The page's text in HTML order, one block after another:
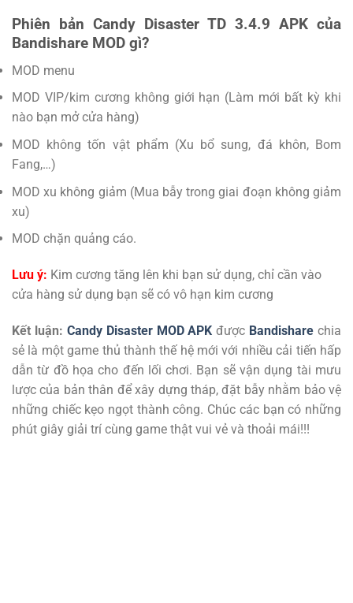
Phiên bản Candy Disaster TD 3.4.9 APK của
Bandishare MOD gì?
MOD menu
MOD VIP/kim cương không giới hạn (Làm mới bất kỳ khi
nào bạn mở cửa hàng)
MOD không tốn vật phẩm (Xu bổ sung, đá khôn, Bom
Fang,…)
MOD xu không giảm (Mua bẫy trong giai đoạn không giảm
xu)
MOD chặn quảng cáo.
Lưu ý: Kim cương tăng lên khi bạn sử dụng, chỉ cần vào
cửa hàng sử dụng bạn sẽ có vô hạn kim cương
Kết luận: Candy Disaster MOD APK được Bandishare chia
sẻ là một game thủ thành thế hệ mới với nhiều cải tiến hấp
dẫn từ đồ họa cho đến lối chơi. Bạn sẽ vận dụng tài mưu
lược của bản thân để xây dựng tháp, đặt bẫy nhằm bảo vệ
những chiếc kẹo ngọt thành công. Chúc các bạn có những
phút giây giải trí cùng game thật vui vẻ và thoải mái!!!